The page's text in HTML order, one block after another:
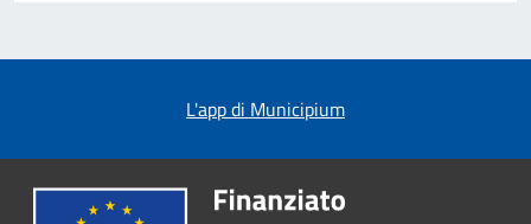
L'app di Municipium